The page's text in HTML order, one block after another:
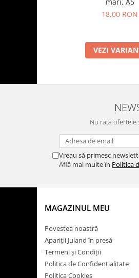
18,00 RON
VEZI
Nu rata
Vreau să primesc
Află mai multe în Politica
MAGAZINUL MEU
Povestea noastră
Apariții Juland în presă
Termeni și Condiții
Politica de Confidențialitate
Politica Cookies